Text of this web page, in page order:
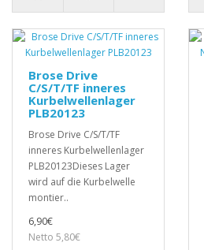
Brose Drive
C/S/T/TF inneres
Kurbelwellenlager
PLB20123
Brose Drive C/S/T/TF
inneres Kurbelwellenlager
PLB20123Dieses Lager
wird auf die Kurbelwelle
montier..
6,90€
Netto 5,80€